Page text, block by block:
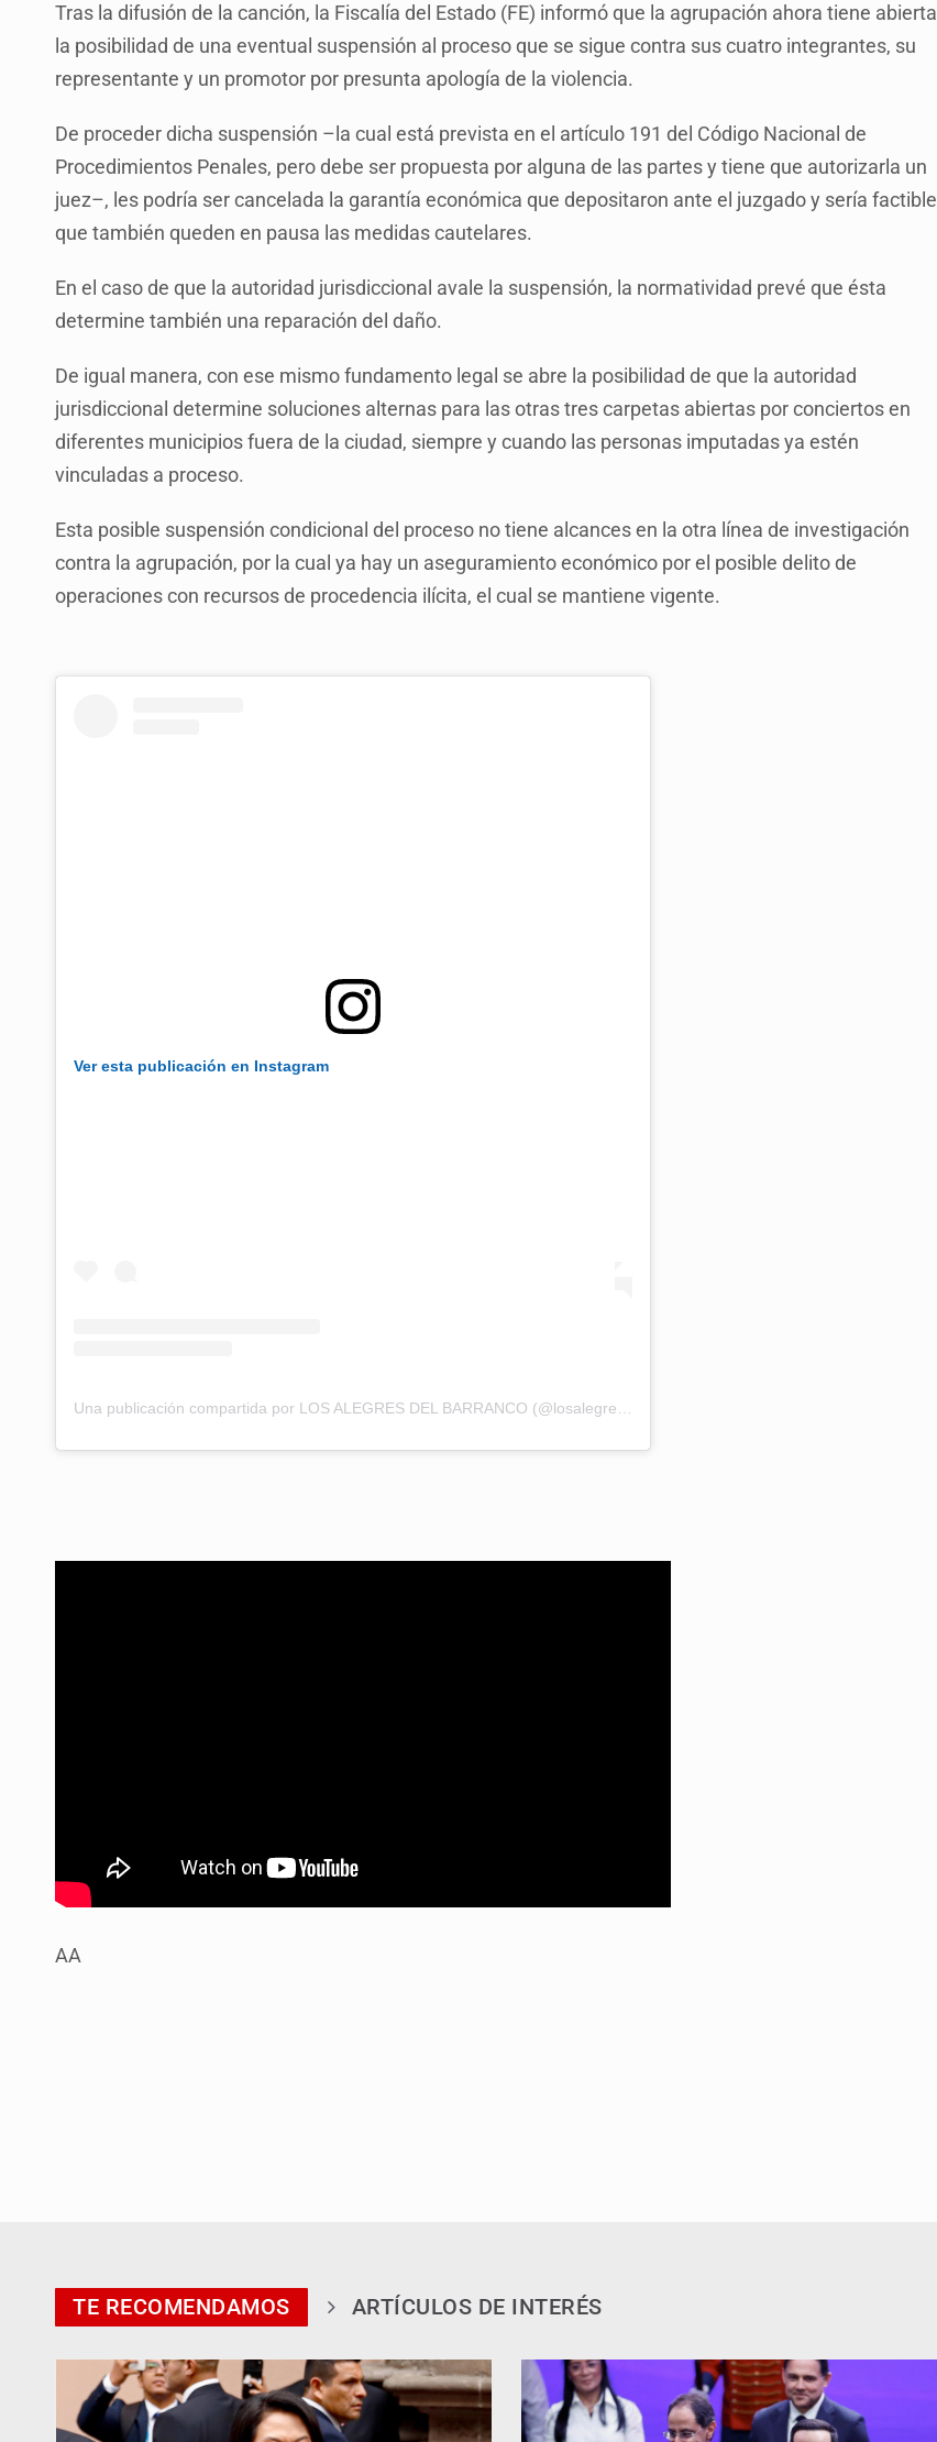
Tras la difusión de la canción, la Fiscalía del Estado (FE) informó que la agrupación ahora tiene abierta
la posibilidad de una eventual suspensión al proceso que se sigue contra sus cuatro integrantes, su
representante y un promotor por presunta apología de la violencia.
De proceder dicha suspensión –la cual está prevista en el artículo 191 del Código Nacional de
Procedimientos Penales, pero debe ser propuesta por alguna de las partes y tiene que autorizarla un
juez–, les podría ser cancelada la garantía económica que depositaron ante el juzgado y sería factible
que también queden en pausa las medidas cautelares.
En el caso de que la autoridad jurisdiccional avale la suspensión, la normatividad prevé que ésta
determine también una reparación del daño.
De igual manera, con ese mismo fundamento legal se abre la posibilidad de que la autoridad
jurisdiccional determine soluciones alternas para las otras tres carpetas abiertas por conciertos en
diferentes municipios fuera de la ciudad, siempre y cuando las personas imputadas ya estén
vinculadas a proceso.
Esta posible suspensión condicional del proceso no tiene alcances en la otra línea de investigación
contra la agrupación, por la cual ya hay un aseguramiento económico por el posible delito de
operaciones con recursos de procedencia ilícita, el cual se mantiene vigente.
Ver esta publicación en Instagram
AA
TE RECOMENDAMOS ARTÍCULOS DE INTERÉS